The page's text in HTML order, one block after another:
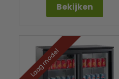
Bekijken
Laag model